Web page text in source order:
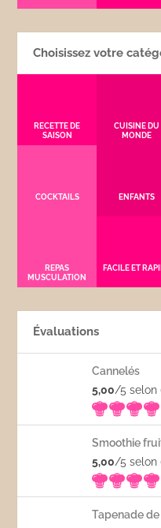
Choisissez votre
RECETTE DE
SAISON
CUISINE DU
MONDE
COCKTAILS ENFANTS
REPAS
MUSCULATION
FACILE ET
Évaluations
Cannelés
5,00/5
Smoothie
5,00/5
Tapenade